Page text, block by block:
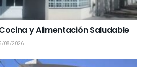
y Alimentación Saludable
08/2026